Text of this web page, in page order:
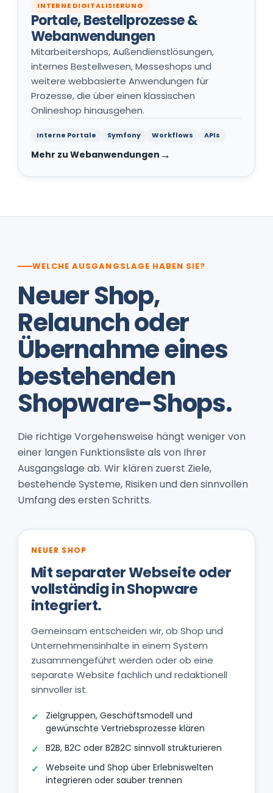
INTERNE DIGITALISIERUNG
Portale, Bestellprozesse &
Webanwendungen
Mitarbeitershops, Außendienstlösungen,
internes Bestellwesen, Messeshops und
weitere webbasierte Anwendungen für
Prozesse, die über einen klassischen
Onlineshop hinausgehen.
Interne Portale Symfony Workflows APIs
Mehr zu Webanwendungen
WELCHE AUSGANGSLAGE HABEN SIE?
Neuer Shop,
Relaunch oder
Übernahme eines
bestehenden
Shopware-Shops.
Die richtige Vorgehensweise hängt weniger von
einer langen Funktionsliste als von Ihrer
Ausgangslage ab. Wir klären zuerst Ziele,
bestehende Systeme, Risiken und den sinnvollen
Umfang des ersten Schritts.
NEUER SHOP
Mit separater Webseite oder
vollständig in Shopware
integriert.
Gemeinsam entscheiden wir, ob Shop und
Unternehmensinhalte in einem System
zusammengeführt werden oder ob eine
separate Website fachlich und redaktionell
sinnvoller ist.
Zielgruppen, Geschäftsmodell und
gewünschte Vertriebsprozesse klären
B2B, B2C oder B2B2C sinnvoll strukturieren
Webseite und Shop über Erlebniswelten
integrieren oder sauber trennen